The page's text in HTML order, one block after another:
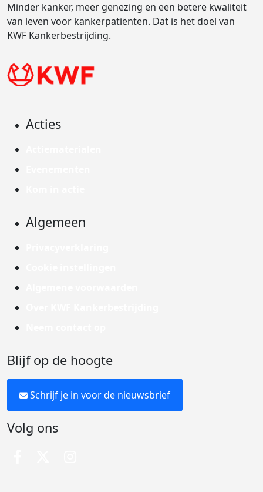
Minder kanker, meer genezing en een betere kwaliteit
van leven voor kankerpatiënten. Dat is het doel van
KWF Kankerbestrijding.
Acties
Algemeen
Blijf op de hoogte
Schrijf je in voor de nieuwsbrief
Volg ons